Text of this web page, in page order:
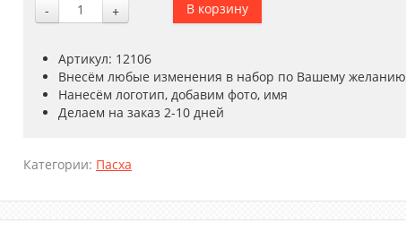
- +
Артикул: 12106
Внесём любые изменения в набор по Вашему желанию
Нанесём логотип, добавим фото, имя
Делаем на заказ 2-10 дней
Категории: Пасха